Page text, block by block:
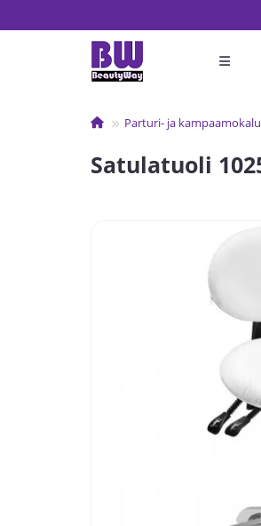
Parturi- ja
Satulatuoli